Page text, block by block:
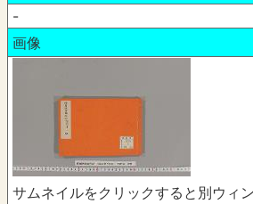
-
画像
サムネイルをクリックすると別ウィ